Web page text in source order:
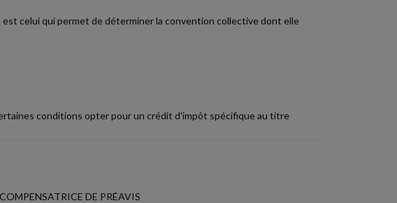
celui qui permet de déterminer la convention collective dont elle
conditions opter pour un crédit d'impôt spécifique au titre
DE PRÉAVIS